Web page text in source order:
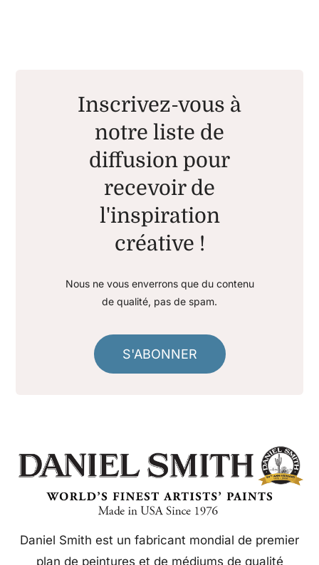
Inscrivez-vous à
notre liste de
diffusion pour
recevoir de
l'inspiration
créative !
Nous ne vous enverrons que du contenu
de qualité, pas de spam.
S'ABONNER
Daniel Smith est un fabricant mondial de premier
plan de peintures et de médiums de qualité